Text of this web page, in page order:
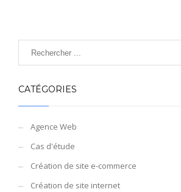
CATÉGORIES
Agence Web
Cas d'étude
Création de site e-commerce
Création de site internet